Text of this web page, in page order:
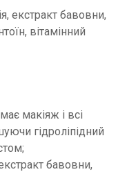
екстракт бавовни,
вітамінний
макіяж і всі
гідроліпідний
бавовни,